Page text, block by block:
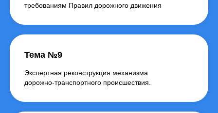
требованиям Правил дорожного движения
Тема №9
Экспертная реконструкция механизма
дорожно-транспортного происшествия.